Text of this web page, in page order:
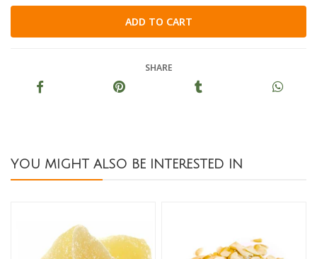
SHARE
YOU MIGHT ALSO BE INTERESTED IN